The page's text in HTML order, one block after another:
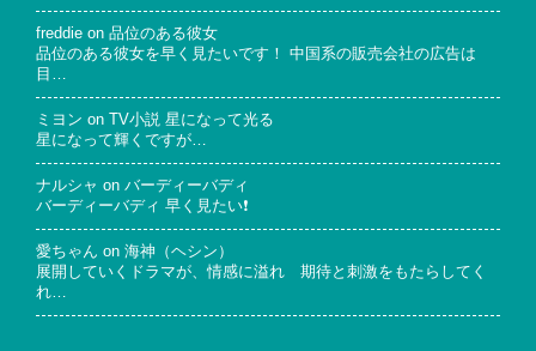
freddie on 品位のある彼女
品位のある彼女を早く見たいです！ 中国系の販売会社の広告は
目…
ミヨン on
TV小説 星になって光る
星になって輝くですが…
ナルシャ on バーディーバディ
バーディーバディ 早く見たい❗
愛ちゃん on 海神（ヘシン）
展開していくドラマが、情感に溢れ 期待と刺激をもたらしてく
れ…